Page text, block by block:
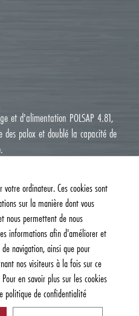
et d'alimentation POLSAP 4.81,
des palox et doublé la capacité de
Tous droits réservés |Politique de
AM Creatie
ordinateur. Ces cookies sont
sur la manière dont vous
nous permettent de nous
informations afin d'améliorer et
navigation, ainsi que pour
nos visiteurs à la fois sur ce
en savoir plus sur les cookies
politique de confidentialité